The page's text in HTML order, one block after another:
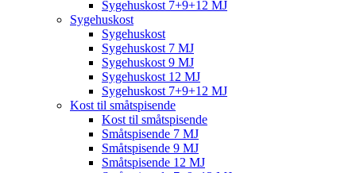
Sygehuskost 7+9+12 MJ
Sygehuskost
Sygehuskost
Sygehuskost 7 MJ
Sygehuskost 9 MJ
Sygehuskost 12 MJ
Sygehuskost 7+9+12 MJ
Kost til småtspisende
Kost til småtspisende
Småtspisende 7 MJ
Småtspisende 9 MJ
Småtspisende 12 MJ